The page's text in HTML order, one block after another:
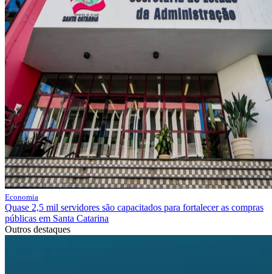
Economia
Quase 2,5 mil servidores são capacitados para fortalecer as compras
públicas em Santa Catarina
Outros destaques